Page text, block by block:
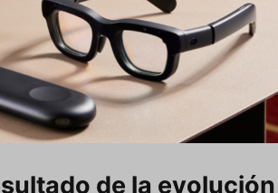
de la evolución